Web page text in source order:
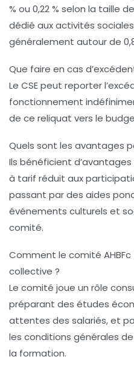
% ou 0,22 % selon la taille
dédié aux activités
généralement autour de
Que faire en cas
Le CSE peut reporter
fonctionnement
de ce reliquat vers le
Quels sont les avantages
Ils bénéficient
à tarif réduit aux
passant par des aides
événements culturels et
comité.
Comment le comité
collective ?
Le comité joue un rôle
préparant des études
attentes des salariés, et
les conditions générales
la formation.